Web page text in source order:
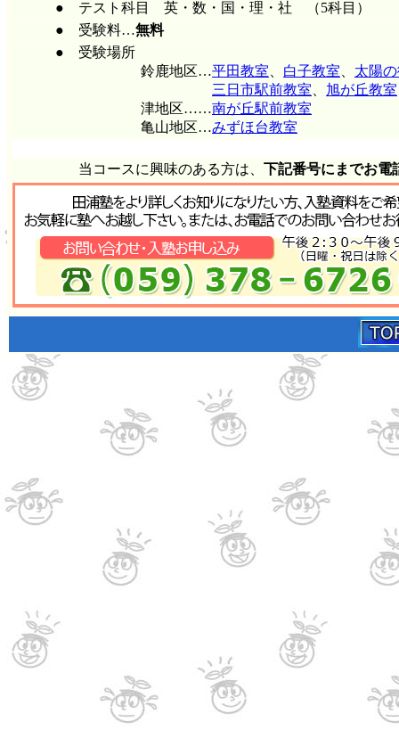
● テスト科目 英・数・国・理・社 （5科目）
● 受験料…無料
● 受験場所
鈴鹿地区…平田教室 白子教室
太陽
三日市駅前教室
旭が丘教室
津地区……南が丘駅前教室
亀山地区…みずほ台教室
当コースに興味のある方は、 下記番号にまでお電